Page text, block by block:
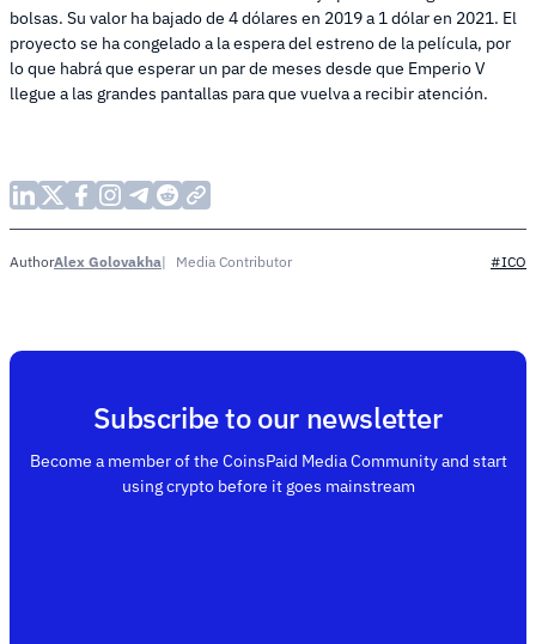
bolsas. Su valor ha bajado de 4 dólares en 2019 a 1 dólar en 2021. El
proyecto se ha congelado a la espera del estreno de la película, por
lo que habrá que esperar un par de meses desde que Emperio V
llegue a las grandes pantallas para que vuelva a recibir atención.
AuthorAlex Golovakha Media Contributor #ICO
Subscribe to our newsletter
Become a member of the CoinsPaid Media Community and start
using crypto before it goes mainstream